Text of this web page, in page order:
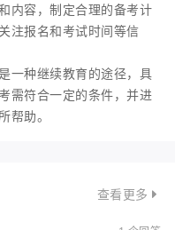
内容，制定合理的备考计
注报名和考试时间等信
一种继续教育的途径，具
需符合一定的条件，并进
帮助。
查看更多